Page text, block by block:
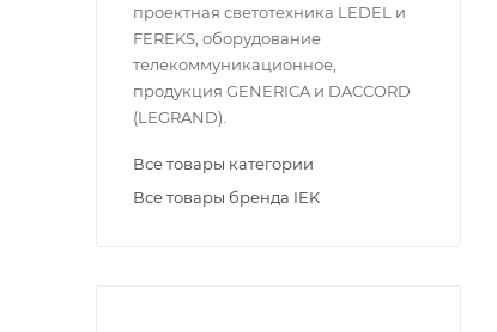
проектная светотехника LEDEL и
FEREKS, оборудование
телекоммуникационное,
продукция GENERICA и DACCORD
(LEGRAND).
Все товары категории
Все товары бренда IEK